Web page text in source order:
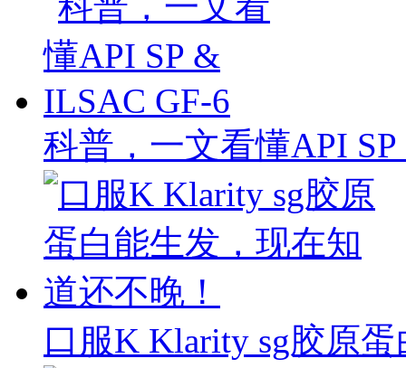
科普，一文看懂API
口服K Klarity sg胶原